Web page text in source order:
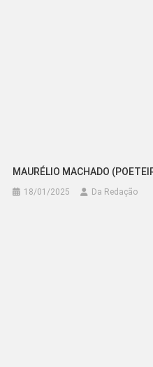
MAURÉLIO MACHADO
18/01/2025 Da Redação